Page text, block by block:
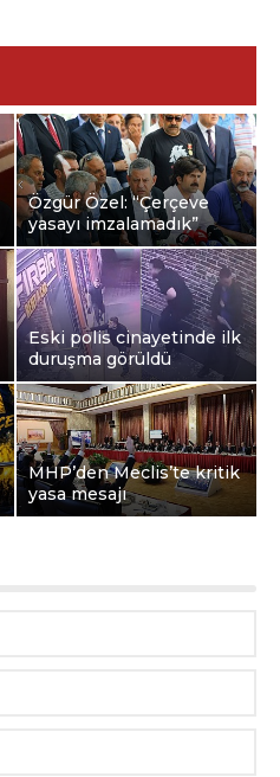
Özgür Özel: “Çerçeve
yasayı imzalamadık”
Eski polis cinayetinde ilk
duruşma görüldü
MHP’den Meclis’te kritik
yasa mesajı